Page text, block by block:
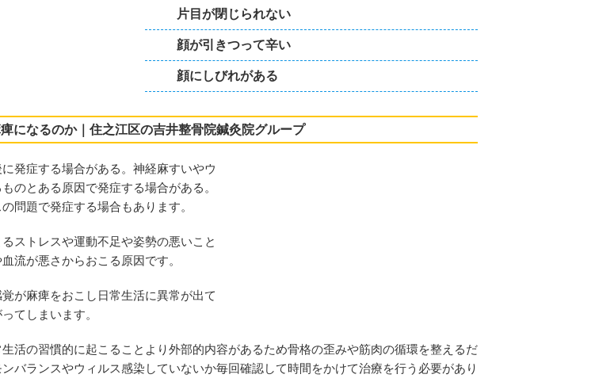
み
片目が閉じられない
顔が引きつって辛い
顔にしびれがある
になるのか｜住之江区の吉井整骨院鍼灸院グループ
発症する場合がある。神経麻すいやウ
のとある原因で発症する場合がある。
問題で発症する場合もあります。
ストレスや運動不足や姿勢の悪いこと
流が悪さからおこる原因です。
が麻痺をおこし日常生活に異常が出て
てしまいます。
活の習慣的に起こることより外部的内容があるため骨格の歪みや筋肉の循環を整えるだ
バランスやウィルス感染していないか毎回確認して時間をかけて治療を行う必要があり